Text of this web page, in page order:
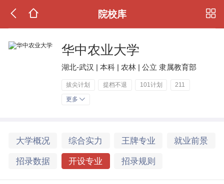
院校库
华中农业大学
湖北-武汉 | 本科 | 农林 | 公立 隶属教育部
拔尖计划 提档不退 101计划 211
更多
大学概况 综合实力 王牌专业 就业前景
招录数据 开设专业 招录规则